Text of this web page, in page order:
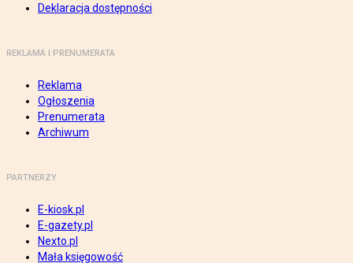
Deklaracja dostępności
REKLAMA I PRENUMERATA
Reklama
Ogłoszenia
Prenumerata
Archiwum
PARTNERZY
E-kiosk.pl
E-gazety.pl
Nexto.pl
Mała księgowość